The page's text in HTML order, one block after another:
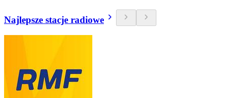
Najlepsze stacje radiowe